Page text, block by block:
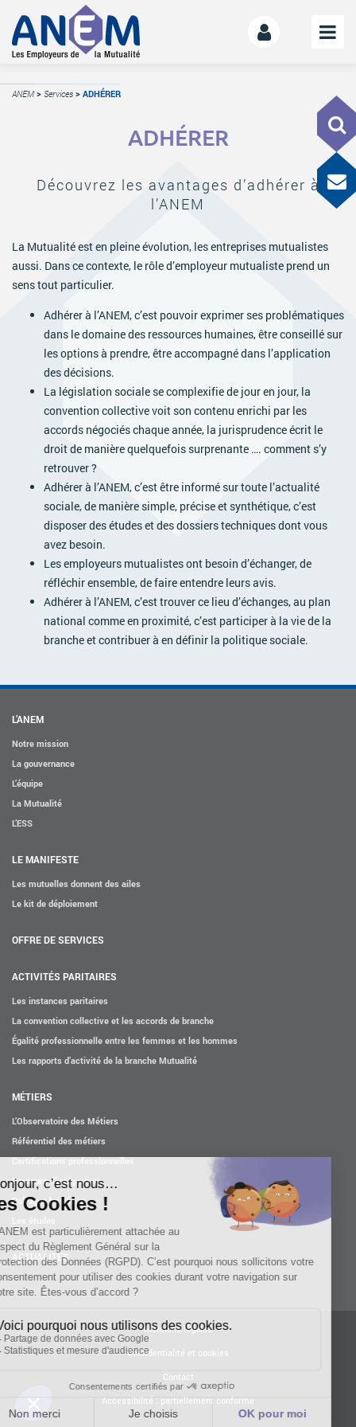
L’ANEM
La Mutualité
LE MANIFESTE
Les mutuelles donnent des ailes
OFFRE DE SERVICES
ACTIVITÉS PARITAIRES
Les instances paritaires
La convention collective et les accords de branche
Égalité professionnelle entre les femmes et les hommes
Les rapports d’activité de la branche Mutualité
MÉTIERS
L’Observatoire des Métiers
Référentiel des métiers
Certifications professionnelles
Parcours d’intégration
Politique handicap
ACTUALITÉS
ANEM > Services > ADHÉRER
ADHÉRER
Découvrez les avantages d’adhérer à
l’ANEM
La Mutualité est en pleine évolution, les entreprises mutualistes
aussi. Dans ce contexte, le rôle d’employeur mutualiste prend un
sens tout particulier.
Adhérer à l’ANEM, c’est pouvoir exprimer ses problématiques
dans le domaine des ressources humaines, être conseillé sur
les options à prendre, être accompagné dans l’application
des décisions.
La législation sociale se complexifie de jour en jour, la
convention collective voit son contenu enrichi par les
accords négociés chaque année, la jurisprudence écrit le
droit de manière quelquefois surprenante …. comment s’y
retrouver ?
Adhérer à l’ANEM, c’est être informé sur toute l’actualité
sociale, de manière simple, précise et synthétique, c’est
disposer des études et des dossiers techniques dont vous
avez besoin.
Les employeurs mutualistes ont besoin d’échanger, de
réfléchir ensemble, de faire entendre leurs avis.
Adhérer à l’ANEM, c’est trouver ce lieu d’échanges, au plan
national comme en proximité, c’est participer à la vie de la
branche et contribuer à en définir la politique sociale.
L’ANEM
Notre mission
La gouvernance
L’équipe
La Mutualité
L’ESS
LE MANIFESTE
Les mutuelles donnent des ailes
Le kit de déploiement
OFFRE DE SERVICES
ACTIVITÉS PARITAIRES
Les instances paritaires
La convention collective et les accords de branche
Égalité professionnelle entre les femmes et les hommes
Les rapports d’activité de la branche Mutualité
MÉTIERS
L’Observatoire des Métiers
Référentiel des métiers
Certifications professionnelles
Parcours d’intégration
Politique handicap
ACTUALITÉS
Mentions légales
Confidentialité et cookies
Contact
Accessibilité : partiellement conforme